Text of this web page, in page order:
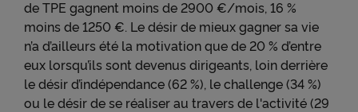
de TPE gagnent moins de 2900 €/mois, 16 %
moins de 1250 €. Le désir de mieux gagner sa vie
n’a d’ailleurs été la motivation que de 20 % d’entre
eux lorsqu’ils sont devenus dirigeants, loin derrière
le désir d’indépendance (62 %), le challenge (34 %)
ou le désir de se réaliser au travers de l'activité (29